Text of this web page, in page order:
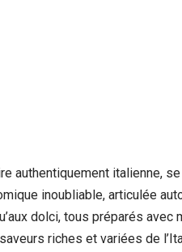
authentiquement italienne,
inoubliable, articulée
dolci, tous préparés
riches et variées de